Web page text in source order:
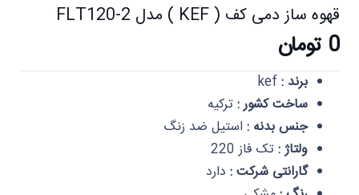
قهوه ساز دمی کف ( KEF ) مدل FLT120-2
0 تومان
برند :
ساخت کشور :ترکیه
جنس بدنه : استیل ضد زنگ
ولتاژ :تک فاز 220
گارانتی شرکت : دارد